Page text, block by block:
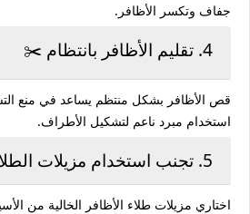
جفاف وتكسر الأظافر.
4. تقليم الأظافر بانتظام ✂️
قص الأظافر بشكل منتظم يساعد في منع
استخدام مبرد ناعم لتشكيل الأطراف.
5. تجنب استخدام مزيلات الطلاء القاسية 🚫
اختاري مزيلات طلاء الأظافر الخالية من